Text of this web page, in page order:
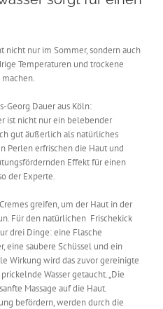
nicht nur im Sommer, sondern auch
Temperaturen und trockene
Georg Dauer aus Köln:
ist nicht nur ein belebender
gut äußerlich als natürliches
Perlen erfrischen die Haut und
Effekt für einen
der Experte.
greifen, um der Haut in der
Für den natürlichen Frischekick
drei Dinge: eine Flasche
eine saubere Schüssel und ein
Wirkung wird das zuvor gereinigte
Wasser getaucht. „Die
Massage auf die Haut.
befördern, werden durch die